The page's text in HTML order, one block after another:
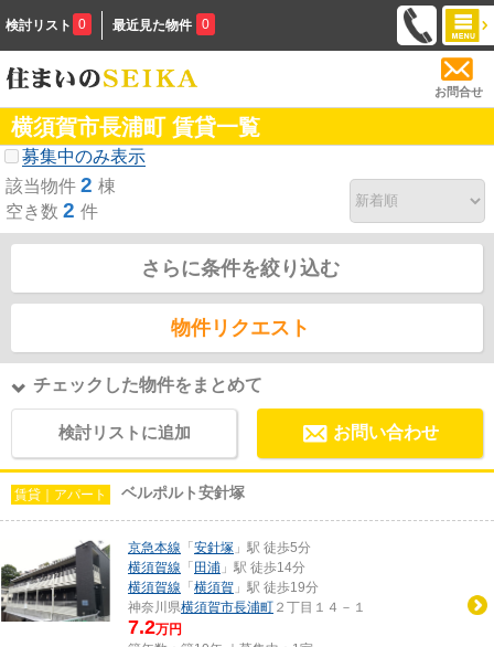
検討リスト 0 最近見た物件 0
お問合せ
横須賀市長浦町 賃貸一覧
募集中のみ表示
該当物件 2 棟
空き数 2 件
さらに条件を絞り込む
物件リクエスト
チェックした物件をまとめて
検討リストに追加 お問い合わせ
賃貸｜アパート ベルポルト安針塚
京急本線 「 安針塚 」駅 徒歩5分
横須賀線 「 田浦 」駅 徒歩14分
横須賀線 「 横須賀 」駅 徒歩19分
神奈川県横須賀市長浦町 ２丁目１４－１
7.2万円